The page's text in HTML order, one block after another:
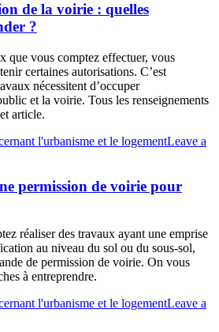
de la voirie : quelles
?
que vous comptez effectuer, vous
certaines autorisations. C’est
nécessitent d’occuper
et la voirie. Tous les renseignements
article.
l'urbanisme et le logementLeave a
permission de voirie pour
réaliser des travaux ayant une emprise
au niveau du sol ou du sous-sol,
de permission de voirie. On vous
à entreprendre.
l'urbanisme et le logementLeave a